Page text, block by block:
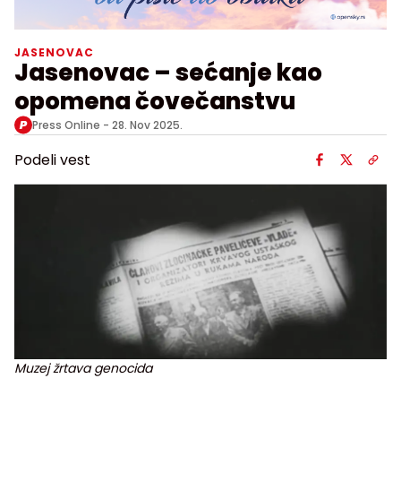
JASENOVAC
Jasenovac – sećanje kao
opomena čovečanstvu
Press Online - 28. Nov 2025.
Podeli vest
Muzej žrtava genocida